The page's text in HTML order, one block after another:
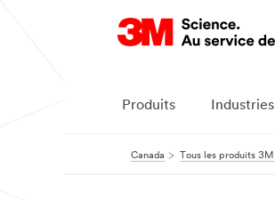
Produits Industries
Canada Tous les produits 3M